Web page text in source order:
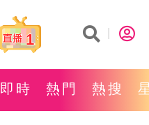
1
即時 熱門 熱搜